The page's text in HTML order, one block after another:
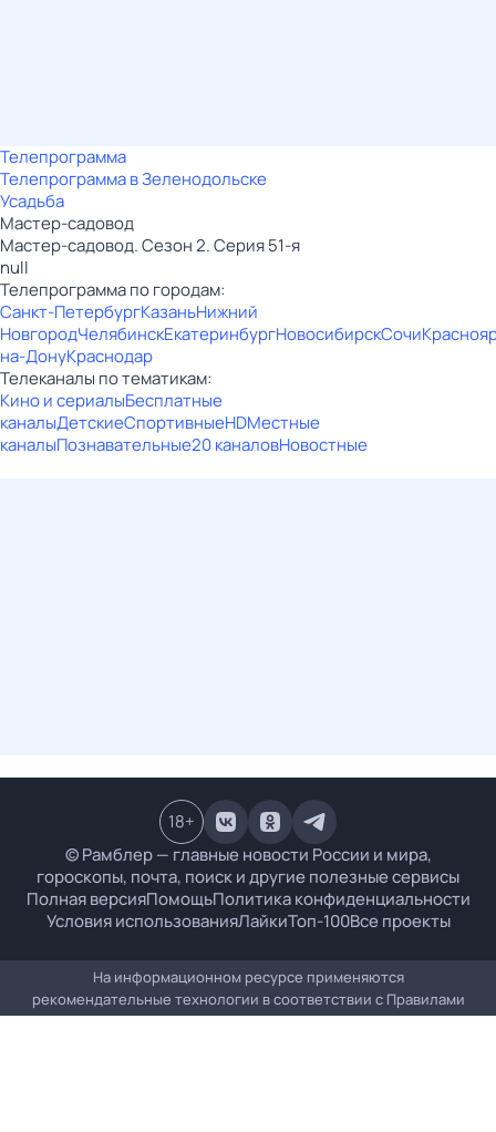
Телепрограмма
Телепрограмма в Зеленодольске
Усадьба
Мастер-садовод
Мастер-садовод. Сезон 2. Серия 51-я
null
Телепрограмма по городам:
Санкт-ПетербургКазаньНижний
НовгородЧелябинскЕкатеринбургНовосибирскСочи
на-ДонуКраснодар
Телеканалы по тематикам:
Кино и сериалыБесплатные
каналыДетскиеСпортивныеHDМестные
каналыПознавательные20 каналовНовостные
© Рамблер — главные новости России и мира,
гороскопы, почта, поиск и другие полезные сервисы
Полная версияПомощьПолитика конфиденциальности
Условия использованияЛайкиТоп-100Все проекты
18+
На информационном ресурсе применяются
рекомендательные технологии в соответствии с Правилами